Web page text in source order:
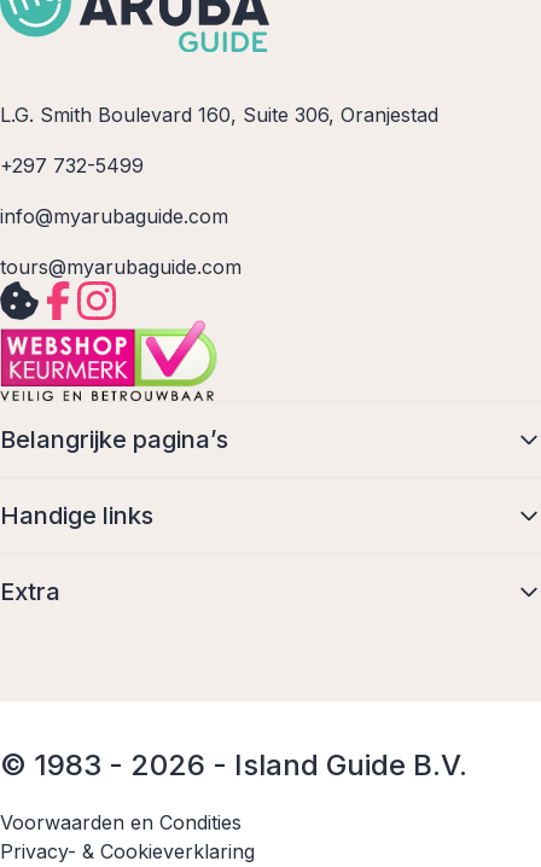
L.G. Smith Boulevard 160, Suite 306, Oranjestad
+297 732-5499
info@myarubaguide.com
tours@myarubaguide.com
Belangrijke pagina’s
Handige links
Extra
© 1983 - 2026 - Island Guide B.V.
Voorwaarden en Condities
Privacy- & Cookieverklaring